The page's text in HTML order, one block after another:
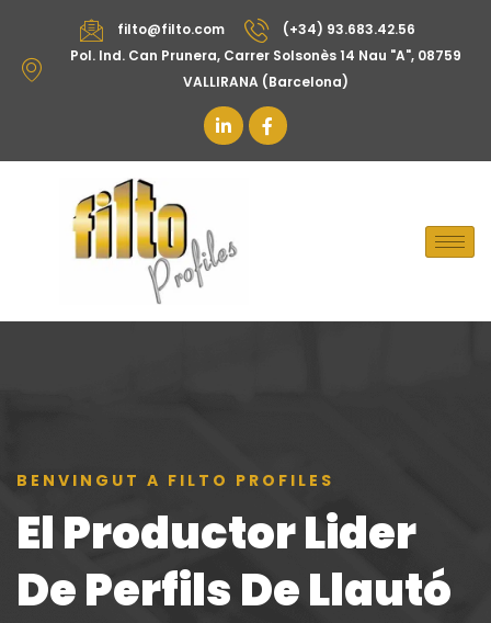
filto@filto.com
(+34) 93.683.42.56
Pol. Ind. Can Prunera, Carrer Solsonès 14 Nau "A", 08759
VALLIRANA (Barcelona)
BENVINGUT A FILTO PROFILES
El Productor Lider
De Perfils De Llautó